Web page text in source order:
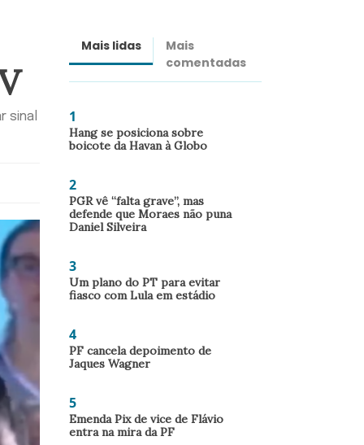
sinal
Mais lidas
Mais
comentadas
1
Hang se posiciona sobre
boicote da Havan à Globo
2
PGR vê “falta grave”, mas
defende que Moraes não puna
Daniel Silveira
3
Um plano do PT para evitar
fiasco com Lula em estádio
4
PF cancela depoimento de
Jaques Wagner
5
Emenda Pix de vice de Flávio
entra na mira da PF